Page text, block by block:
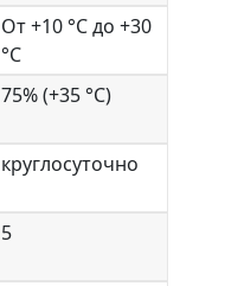
От +10 °C до +30
°C
75% (+35 °C)
круглосуточно
5